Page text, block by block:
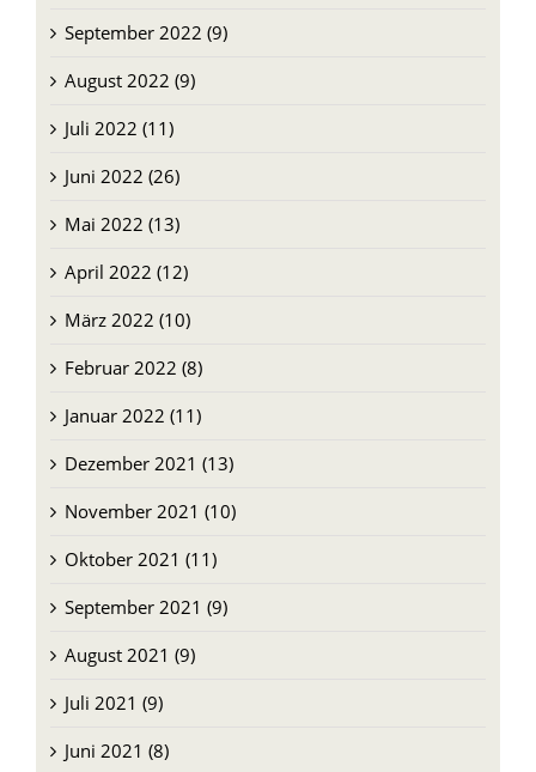
August 2022 (9)
Juli 2022 (11)
Juni 2022 (26)
Mai 2022 (13)
April 2022 (12)
März 2022 (10)
Februar 2022 (8)
Januar 2022 (11)
Dezember 2021 (13)
November 2021 (10)
Oktober 2021 (11)
September 2021 (9)
August 2021 (9)
Juli 2021 (9)
Juni 2021 (8)
Mai 2021 (8)